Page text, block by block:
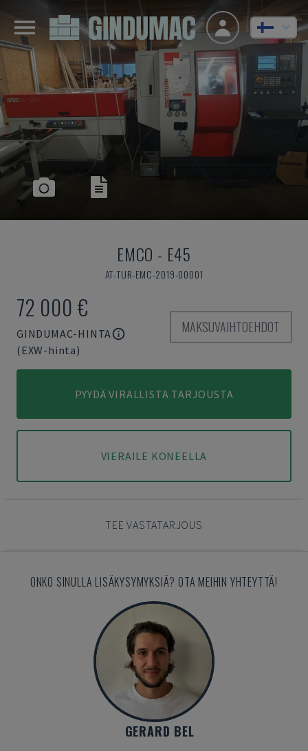
EMCO - E45
AT-TUR-EMC-2019-00001
72 000 €
GINDUMAC-HINTA
(EXW-hinta)
MAKSUVAIHTOEHDOT
PYYDÄ VIRALLISTA TARJOUSTA
VIERAILE KONEELLA
TEE VASTATARJOUS
ONKO SINULLA LISÄKYSYMYKSIÄ? OTA MEIHIN YHTEYTTÄ!
GERARD BEL